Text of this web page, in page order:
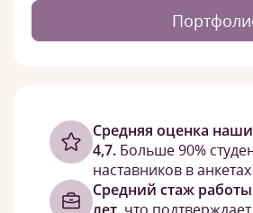
Cредняя оценка
4,7. Больше 90%
наставников в анкетах
Средний стаж